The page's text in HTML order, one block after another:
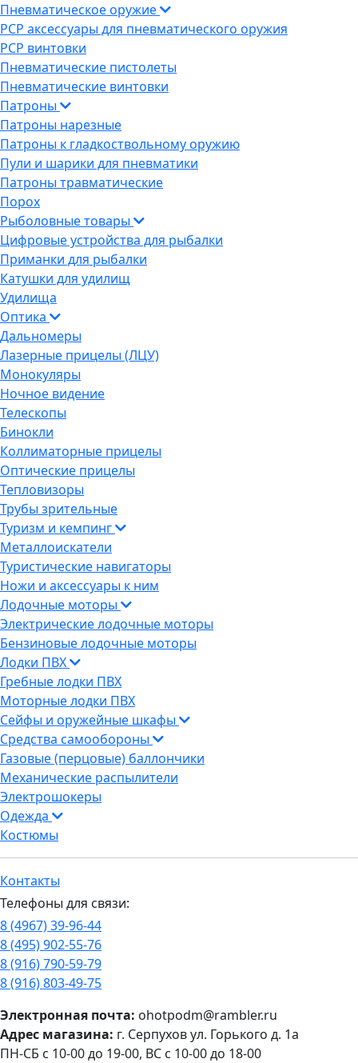
Пневматическое оружие
PCP аксессуары для пневматического оружия
PCP винтовки
Пневматические пистолеты
Пневматические винтовки
Патроны
Патроны нарезные
Патроны к гладкоствольному оружию
Пули и шарики для пневматики
Патроны травматические
Порох
Рыболовные товары
Цифровые устройства для рыбалки
Приманки для рыбалки
Катушки для удилищ
Удилища
Оптика
Дальномеры
Лазерные прицелы (ЛЦУ)
Монокуляры
Ночное видение
Телескопы
Бинокли
Коллиматорные прицелы
Оптические прицелы
Тепловизоры
Трубы зрительные
Туризм и кемпинг
Металлоискатели
Туристические навигаторы
Ножи и аксессуары к ним
Лодочные моторы
Электрические лодочные моторы
Бензиновые лодочные моторы
Лодки ПВХ
Гребные лодки ПВХ
Моторные лодки ПВХ
Сейфы и оружейные шкафы
Средства самообороны
Газовые (перцовые) баллончики
Механические распылители
Электрошокеры
Одежда
Костюмы
Контакты
Телефоны для связи:
8 (4967) 39-96-44
8 (495) 902-55-76
8 (916) 790-59-79
8 (916) 803-49-75
ПН-СБ с 10-00 до 19-00, ВС с 10-00 до 18-00
Электронная почта: ohotpodm@rambler.ru
Адрес магазина: г. Серпухов ул. Горького д. 1а